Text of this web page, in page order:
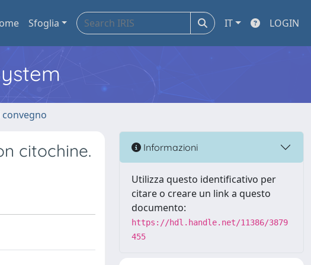
Sfoglia IT LOGIN
citochine. Informazioni
Utilizza questo identificativo per
citare o creare un link a questo
documento:
https://hdl.handle.net/11386/3879
455